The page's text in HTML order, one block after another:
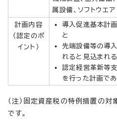
属設備、ソフトウエア
計画内容
（認定のポ
イント）
導入促進基本計
と
先端設備等の導
れると見込まれ
認定経営革新等
を行った計画で
（注）固定資産税の特例措置の
です。